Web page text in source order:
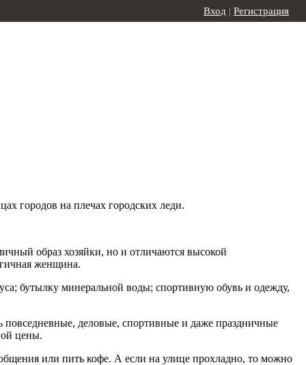
Вход | Регистрация
городов на плечах городских леди.
образ хозяйки, но и отличаются высокой
женщина.
бутылку минеральной воды; спортивную обувь и одежду,
повседневные, деловые, спортивные и даже праздничные
цены.
или пить кофе. А если на улице прохладно, то можно